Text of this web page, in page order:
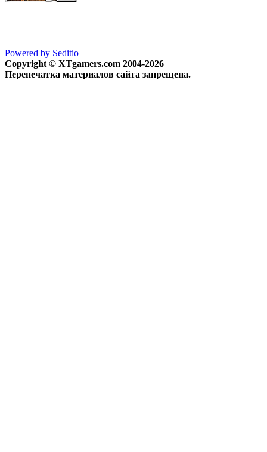
Powered by Seditio
Copyright © XTgamers.com 2004-2026
Перепечатка материалов сайта запрещена.